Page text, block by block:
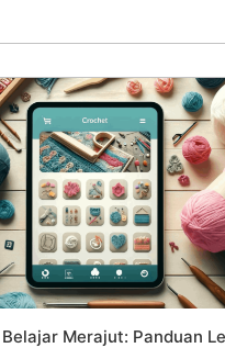
Merajut: Panduan